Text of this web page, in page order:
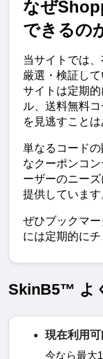
なぜ
できるの
当サイトでは
厳選・検証して
サイトは定期
ル、送料無料
を見逃すことは
単なるコード
なクーポンコ
ーザーのニー
提供しています
ぜひブックマ
には定期的にチ
SkinB5™ よ
現在利用
今なら最大